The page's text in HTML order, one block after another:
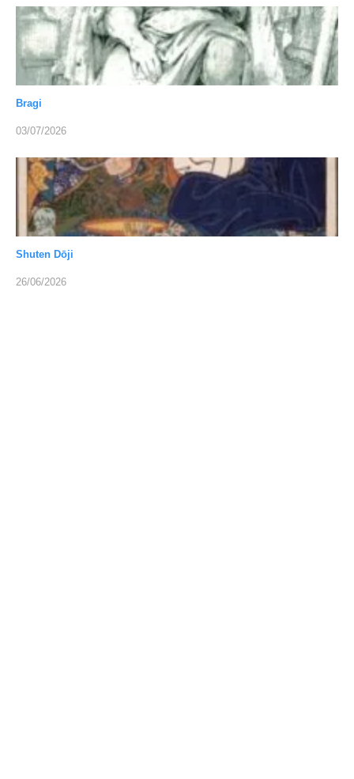
Bragi
03/07/2026
Shuten Dōji
26/06/2026